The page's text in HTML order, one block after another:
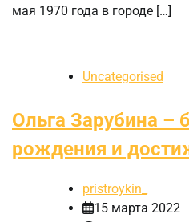
мая 1970 года в городе […]
Uncategorised
Ольга Зарубина –
рождения и
pristroykin_
15 марта 2022